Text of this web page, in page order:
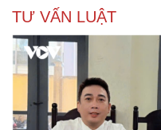
giáo lĩnh án 7 năm 6
Vụ gian lận thi tại
nâng tổng số lên 29 bị
Đoàn Bảo Châu bị
chống Nhà nước